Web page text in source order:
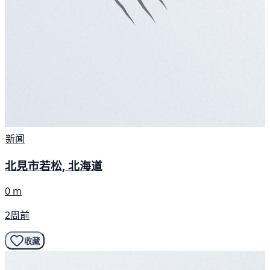
新闻
北見市若松, 北海道
0 m
2周前
收藏